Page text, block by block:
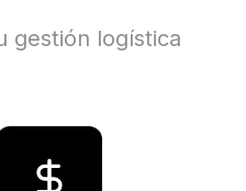
gestión logística